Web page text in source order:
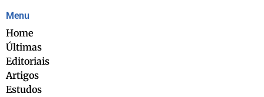
Menu
Home
Últimas
Editoriais
Artigos
Estudos